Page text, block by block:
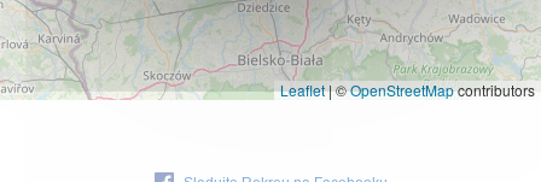
Leaflet|©OpenStreetMapcontributors